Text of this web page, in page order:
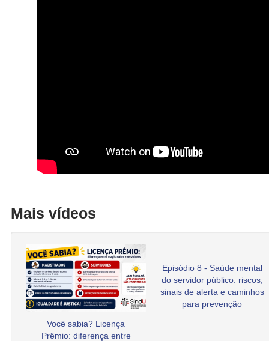
Mais vídeos
Você sabia? Licença
Prêmio: diferença entre
Episódio 8 - Saúde mental
do servidor público: riscos,
sinais de alerta e caminhos
para prevenção